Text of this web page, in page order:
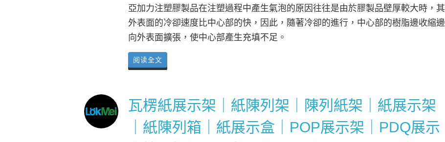
亞加力注塑膠製品在注塑過程中產生氣泡的原因往往是由於膠製品壁厚較大時，其
外表面的冷卻速度比中心部的快，因此，隨著冷卻的進行，中心部的樹脂邊收縮邊
向外表面擴張，使中心部產生充填不足。
阅读全文
瓦楞紙展示架｜紙陳列架｜陳列紙架｜紙展示架
｜紙陳列箱｜紙展示盒｜POP展示架｜PDQ展示